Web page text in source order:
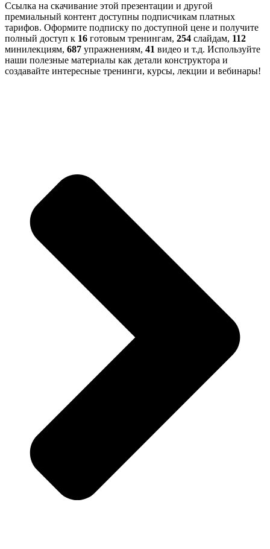
Ссылка на скачивание этой презентации и другой
премиальный контент доступны подписчикам платных
тарифов. Оформите подписку по доступной цене и получите
полный доступ к 16 готовым тренингам, 254 слайдам, 112
минилекциям, 687 упражнениям, 41 видео и т.д. Используйте
наши полезные материалы как детали конструктора и
создавайте интересные тренинги, курсы, лекции и вебинары!